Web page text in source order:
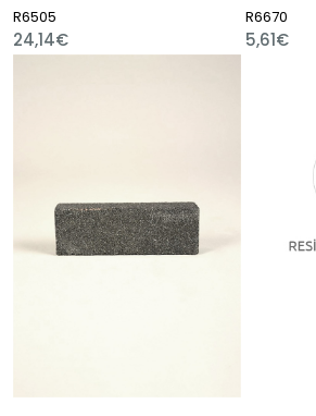
R6505
24,14€
R6670
5,61€